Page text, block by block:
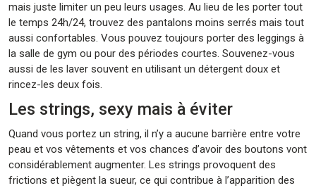
mais juste limiter un peu leurs usages. Au lieu de les porter tout
le temps 24h/24, trouvez des pantalons moins serrés mais tout
aussi confortables. Vous pouvez toujours porter des leggings à
la salle de gym ou pour des périodes courtes. Souvenez-vous
aussi de les laver souvent en utilisant un détergent doux et
rincez-les deux fois.
Les strings, sexy mais à éviter
Quand vous portez un string, il n’y a aucune barrière entre votre
peau et vos vêtements et vos chances d’avoir des boutons vont
considérablement augmenter. Les strings provoquent des
frictions et piègent la sueur, ce qui contribue à l’apparition des